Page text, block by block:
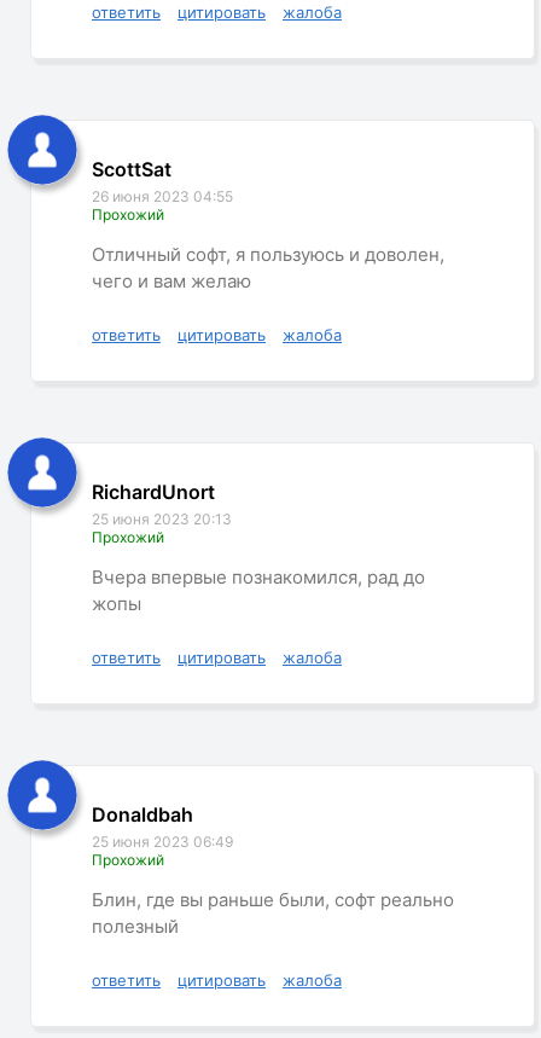
ответить цитировать жалоба
ScottSat
26 июня 2023 04:55
Прохожий
Отличный софт, я пользуюсь и доволен,
чего и вам желаю
ответить цитировать жалоба
RichardUnort
25 июня 2023 20:13
Прохожий
Вчера впервые познакомился, рад до
жопы
ответить цитировать жалоба
Donaldbah
25 июня 2023 06:49
Прохожий
Блин, где вы раньше были, софт реально
полезный
ответить цитировать жалоба